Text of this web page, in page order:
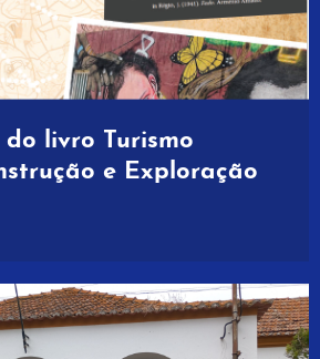
livro Turismo
e Exploração